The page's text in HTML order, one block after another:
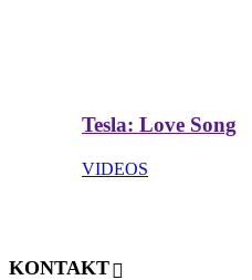
Tesla: Love Song
VIDEOS
KONTAKT